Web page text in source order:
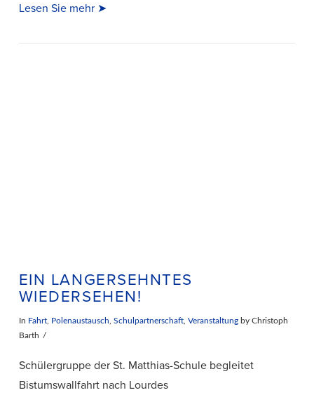
Lesen Sie mehr ➤
EIN LANGERSEHNTES
WIEDERSEHEN!
In Fahrt, Polenaustausch Schulpartnerschaft, Veranstaltungby Christoph
Barth
Schülergruppe der St. Matthias-Schule begleitet
Bistumswallfahrt nach Lourdes